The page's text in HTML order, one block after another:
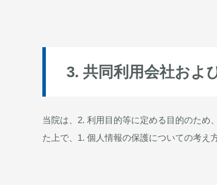
3. 共同利用会社およ
当院は、2. 利用目的等に定める目的のため
た上で、1. 個人情報の保護についての考え